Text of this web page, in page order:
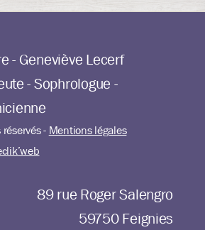
- Geneviève Lecerf
- Sophrologue -
- Mentions légales
89 rue Roger Salengro
59750 Feignies